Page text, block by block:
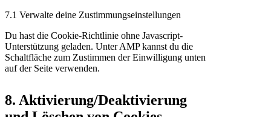
7.1 Verwalte deine Zustimmungseinstellungen
Du hast die Cookie-Richtlinie ohne Javascript-
Unterstützung geladen. Unter AMP kannst du die
Schaltfläche zum Zustimmen der Einwilligung unten
auf der Seite verwenden.
8. Aktivierung/Deaktivierung